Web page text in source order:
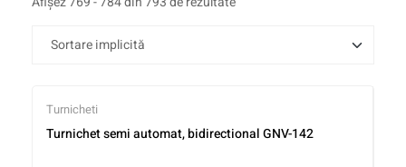
Turnicheti
Turnichet semi automat, bidirectional GNV-142